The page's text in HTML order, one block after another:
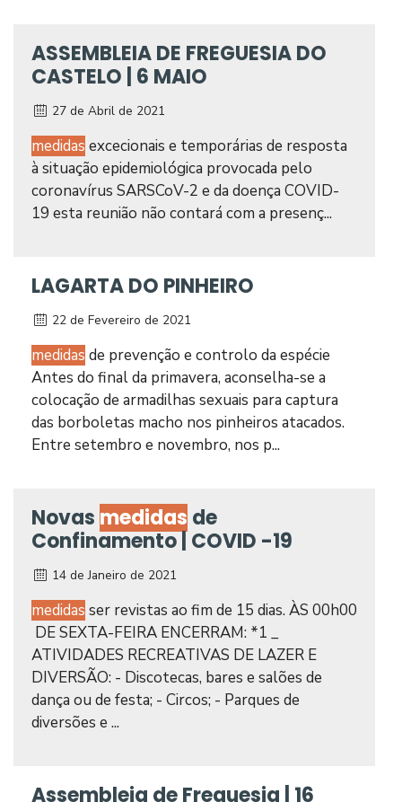
ASSEMBLEIA DE FREGUESIA DO
CASTELO | 6 MAIO
27 de Abril de 2021
medidas excecionais e temporárias de resposta
à situação epidemiológica provocada pelo
coronavírus SARSCoV-2 e da doença COVID-
19 esta reunião não contará com a presenç...
LAGARTA DO PINHEIRO
22 de Fevereiro de 2021
medidas de prevenção e controlo da espécie
Antes do final da primavera, aconselha-se a
colocação de armadilhas sexuais para captura
das borboletas macho nos pinheiros atacados.
Entre setembro e novembro, nos p...
Novas medidas de
Confinamento | COVID -19
14 de Janeiro de 2021
medidas ser revistas ao fim de 15 dias. ÀS 00h00
DE SEXTA-FEIRA ENCERRAM: *1 _
ATIVIDADES RECREATIVAS DE LAZER E
DIVERSÃO: - Discotecas, bares e salões de
dança ou de festa; - Circos; - Parques de
diversões e ...
Assembleia de Freguesia | 16